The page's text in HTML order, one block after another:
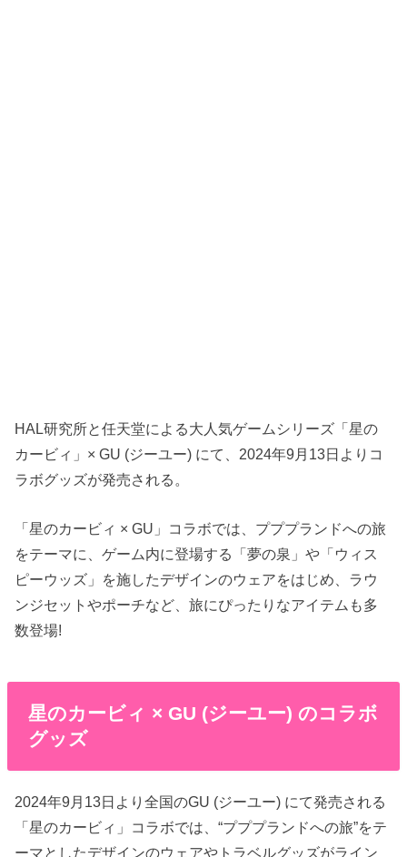
HAL研究所と任天堂による大人気ゲームシリーズ「星の
カービィ」× GU (ジーユー) にて、2024年9月13日よりコ
ラボグッズが発売される。
「星のカービィ × GU」コラボでは、プププランドへの旅
をテーマに、ゲーム内に登場する「夢の泉」や「ウィス
ピーウッズ」を施したデザインのウェアをはじめ、ラウ
ンジセットやポーチなど、旅にぴったりなアイテムも多
数登場!
星のカービィ × GU (ジーユー) のコラボ
グッズ
2024年9月13日より全国のGU (ジーユー) にて発売される
「星のカービィ」コラボでは、“プププランドへの旅”をテ
ーマとしたデザインのウェアやトラベルグッズがライン